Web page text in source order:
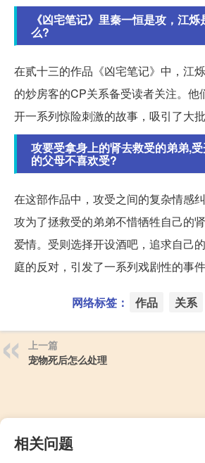
《凶宅笔记》里秦一恒是攻，江
么?
在贰十三的作品《凶宅笔记》中，江
的炒房客的CP关系备受读者关注。他
开一系列惊险刺激的故事，吸引了大批
攻要受拿身上的肾去救受的弟弟,
的父母不喜欢受?
在这部作品中，攻受之间的复杂情感
攻为了拯救受的弟弟不惜牺牲自己的
爱情。受则选择开设酒吧，追求自己
庭的反对，引发了一系列戏剧性的事件
网络标签： 作品 关系
上一篇
宠物死后怎么处理
相关问题